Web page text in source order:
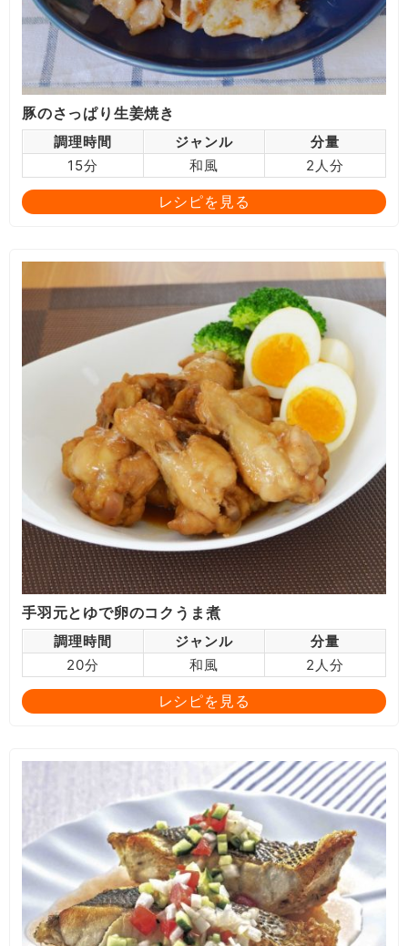
豚のさっぱり生姜焼き
調理時間 ジャンル
分量
15分
和風 2人分
レシピを見る
手羽元とゆで卵のコクうま煮
調理時間 ジャンル
分量
20分
和風 2人分
レシピを見る